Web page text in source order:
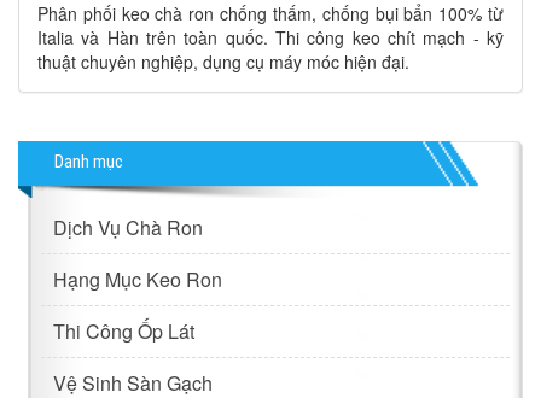
Phân phối keo chà ron chống thấm, chống bụi bẩn 100% từ
Italia và Hàn trên toàn quốc. Thi công keo chít mạch - kỹ
thuật chuyên nghiệp, dụng cụ máy móc hiện đại.
Danh mục
Dịch Vụ Chà Ron
Hạng Mục Keo Ron
Thi Công Ốp Lát
Vệ Sinh Sàn Gạch